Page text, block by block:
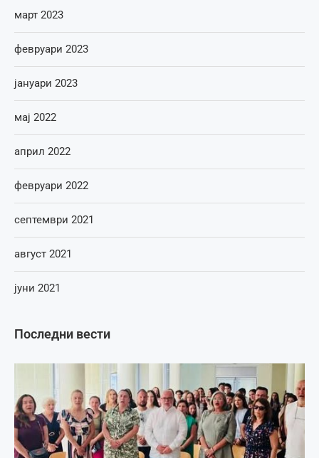
Последни вести
март 2023
февруари 2023
јануари 2023
мај 2022
април 2022
февруари 2022
септември 2021
август 2021
јуни 2021